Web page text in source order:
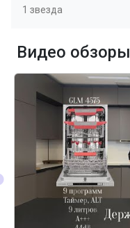
1 звезда
Видео обзоры